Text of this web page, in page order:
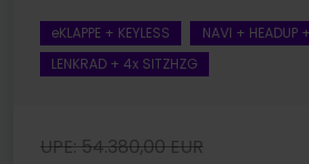
eKLAPPE + KEYLESS
NAVI + HEADUP
LENKRAD + 4x SITZHZG
UPE: 54.380,00 EUR